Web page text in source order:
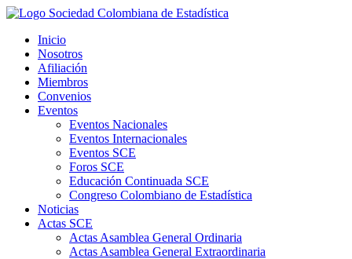
Inicio
Nosotros
Afiliación
Miembros
Convenios
Eventos
Eventos Nacionales
Eventos Internacionales
Eventos SCE
Foros SCE
Educación Continuada SCE
Congreso Colombiano de Estadística
Noticias
Actas SCE
Actas Asamblea General Ordinaria
Actas Asamblea General Extraordinaria